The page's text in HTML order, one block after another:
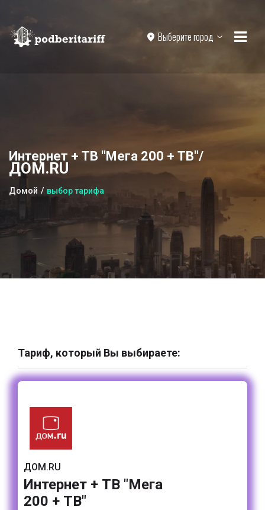
Выберите город
Интернет + ТВ "Мега 200 + ТВ"/
ДОМ.RU
Домой выбор тарифа
Тариф, который Вы выбираете:
ДОМ.RU
Интернет + ТВ "Мега
200 + ТВ"